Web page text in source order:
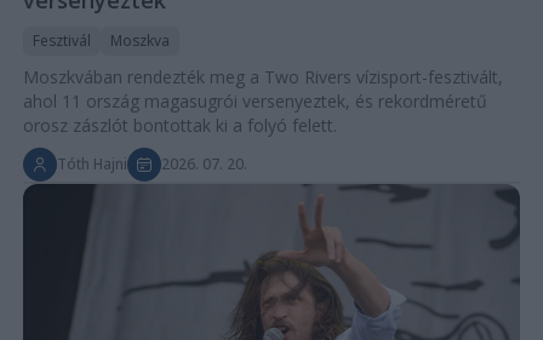
Fesztivál Moszkva
Moszkvában rendezték meg a Two Rivers vízisport-fesztivált,
ahol 11 ország magasugrói versenyeztek, és rekordméretű
orosz zászlót bontottak ki a folyó felett.
Tóth Hajni 2026. 07. 20.